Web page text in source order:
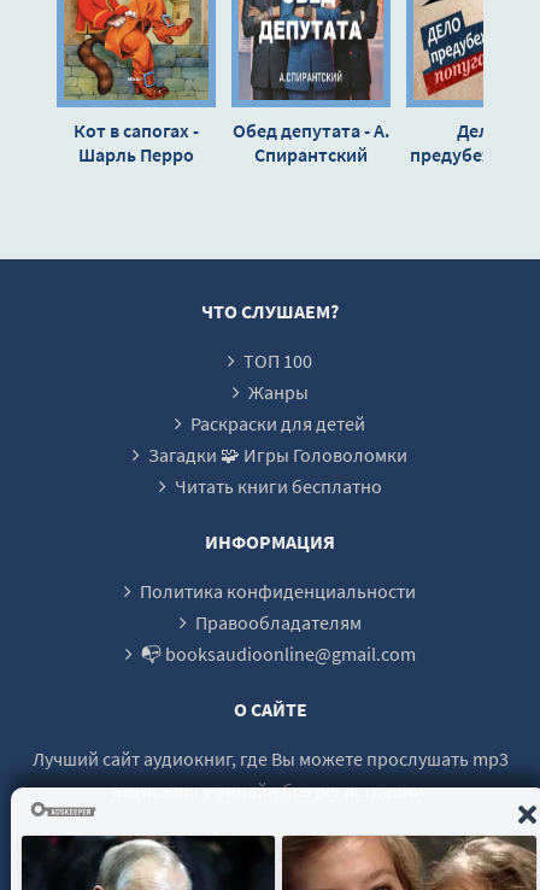
Глава 14
Глава 15
Глава 16
Глава 17
Глава 20
Глава 33
Глава 34
Кот в сапогах -
Шарль Перро
Обед депутата - А.
Спирантский
Дело о
ЧТО СЛУШАЕМ?
ТОП 100
Жанры
Раскраски для детей
Загадки 🧩 Игры Головоломки
Читать книги бесплатно
ИНФОРМАЦИЯ
Политика конфиденциальности
Правообладателям
📭 booksaudioonline@gmail.com
О САЙТЕ
Лучший сайт аудиокниг, где Вы можете прослушать mp3
аудиокнигу онлайн без регистрации.